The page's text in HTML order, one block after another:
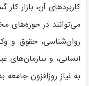
کاربردهای آن، بازار
می‌توانند در حوزه‌های
روان‌شناسی، حقوق و
انسانی، و سازمان‌های
به نیاز روزافزون